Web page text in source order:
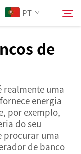
PT
de
realmente uma
energia
por exemplo,
do seu
procurar uma
de banco